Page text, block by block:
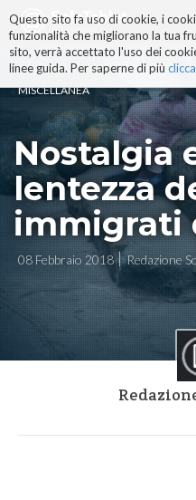
Questo sito fa uso di cookie, i
funzionalità che migliorano la tua
sito, verrà accettato l'uso dei
linee guida. Per saperne di più
ai
|
alla
MISCELLANEA
Nostalgia
lentezza
immigrati
08 Febbraio 2018 Redazione